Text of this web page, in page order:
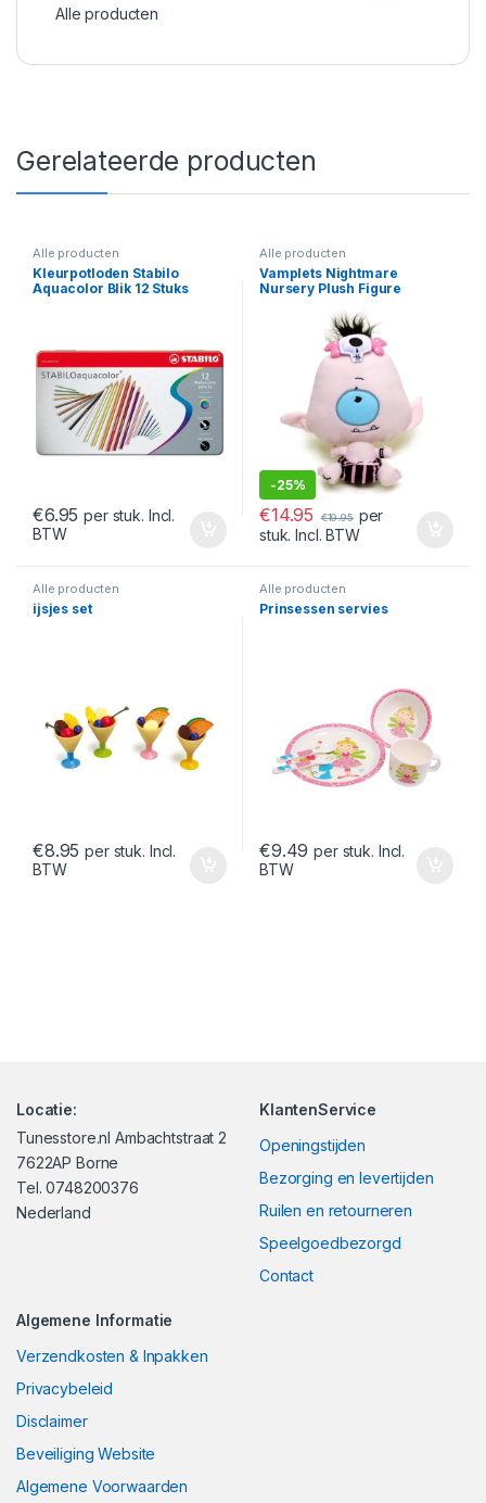
Alle producten
Gerelateerde producten
Alle producten
Kleurpotloden Stabilo
Aquacolor Blik 12 Stuks
€6.95 per stuk. Incl.
BTW
Alle producten
Vamplets Nightmare
Nursery Plush Figure
-25%
€14.95 €19.95 per
stuk. Incl. BTW
Alle producten
ijsjes set
€8.95 per stuk. Incl.
BTW
Alle producten
Prinsessen servies
€9.49 per stuk. Incl.
BTW
Locatie:
Tunesstore.nl Ambachtstraat 2
7622AP Borne
Tel. 0748200376
Nederland
KlantenService
Openingstijden
Bezorging en levertijden
Ruilen en retourneren
Speelgoedbezorgd
Contact
Algemene Informatie
Verzendkosten & Inpakken
Privacybeleid
Disclaimer
Beveiliging Website
Algemene Voorwaarden